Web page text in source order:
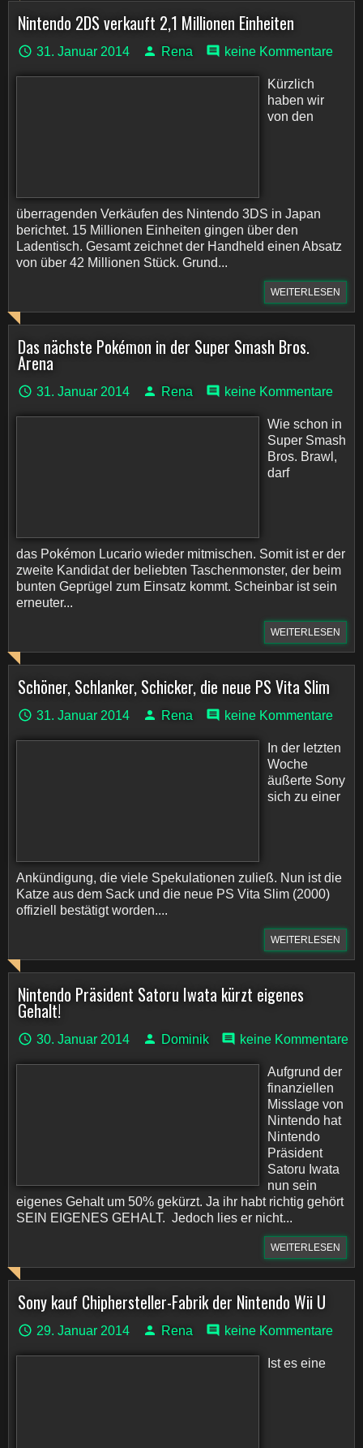
Nintendo 2DS verkauft 2,1 Millionen Einheiten
31. Januar 2014 Rena keine Kommentare
Kürzlich
haben wir
von den
überragenden Verkäufen des Nintendo 3DS in Japan
berichtet. 15 Millionen Einheiten gingen über den
Ladentisch. Gesamt zeichnet der Handheld einen Absatz
von über 42 Millionen Stück. Grund...
WEITERLESEN
Das nächste Pokémon in der Super Smash Bros.
Arena
31. Januar 2014 Rena keine Kommentare
Wie schon in
Super Smash
Bros. Brawl,
darf
das Pokémon Lucario wieder mitmischen. Somit ist er der
zweite Kandidat der beliebten Taschenmonster, der beim
bunten Geprügel zum Einsatz kommt. Scheinbar ist sein
erneuter...
WEITERLESEN
Schöner, Schlanker, Schicker, die neue PS Vita Slim
31. Januar 2014 Rena keine Kommentare
In der letzten
Woche
äußerte Sony
sich zu einer
Ankündigung, die viele Spekulationen zuließ. Nun ist die
Katze aus dem Sack und die neue PS Vita Slim (2000)
offiziell bestätigt worden....
WEITERLESEN
Nintendo Präsident Satoru Iwata kürzt eigenes
Gehalt!
30. Januar 2014 Dominik keine Kommentare
Aufgrund der
finanziellen
Misslage von
Nintendo hat
Nintendo
Präsident
Satoru Iwata
nun sein
eigenes Gehalt um 50% gekürzt. Ja ihr habt richtig gehört
SEIN EIGENES GEHALT. Jedoch lies er nicht...
WEITERLESEN
Sony kauf Chiphersteller-Fabrik der Nintendo Wii U
29. Januar 2014 Rena keine Kommentare
Ist es eine